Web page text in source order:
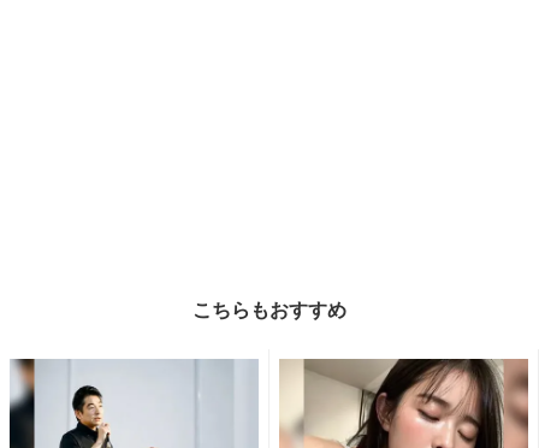
こちらもおすすめ